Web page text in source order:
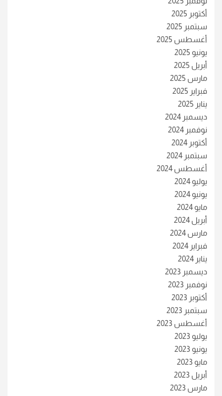
أكتوبر 2025
سبتمبر 2025
أغسطس 2025
يونيو 2025
أبريل 2025
مارس 2025
فبراير 2025
يناير 2025
ديسمبر 2024
نوفمبر 2024
أكتوبر 2024
سبتمبر 2024
أغسطس 2024
يوليو 2024
يونيو 2024
مايو 2024
أبريل 2024
مارس 2024
فبراير 2024
يناير 2024
ديسمبر 2023
نوفمبر 2023
أكتوبر 2023
سبتمبر 2023
أغسطس 2023
يوليو 2023
يونيو 2023
مايو 2023
أبريل 2023
مارس 2023